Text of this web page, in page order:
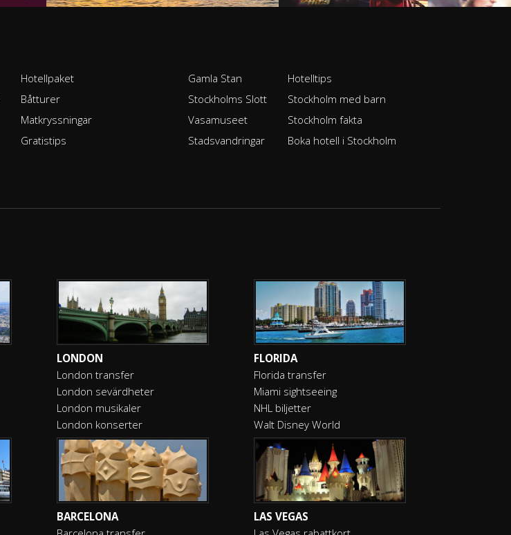
Hotellpaket
Båtturer
Matkryssningar
Gratistips
Gamla Stan
Stockholms Slott
Vasamuseet
Stadsvandringar
Hotelltips
Stockholm med barn
Stockholm fakta
Boka hotell i Stockholm
LONDON
London transfer
London sevärdheter
London musikaler
London konserter
BARCELONA
FLORIDA
Florida transfer
Miami sightseeing
NHL biljetter
Walt Disney World
LAS VEGAS